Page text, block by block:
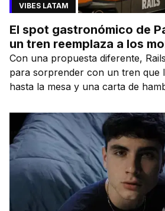
VIBES LATAM
El spot gastronómico de
un tren reemplaza a los
Con una propuesta diferente,
para sorprender con un tren que
hasta la mesa y una carta de